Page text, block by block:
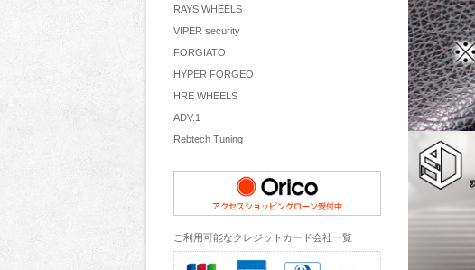
RAYS WHEELS
VIPER security
FORGIATO
HYPER FORGEO
HRE WHEELS
ADV.1
Rebtech Tuning
ご利用可能なクレジットカード会社一覧